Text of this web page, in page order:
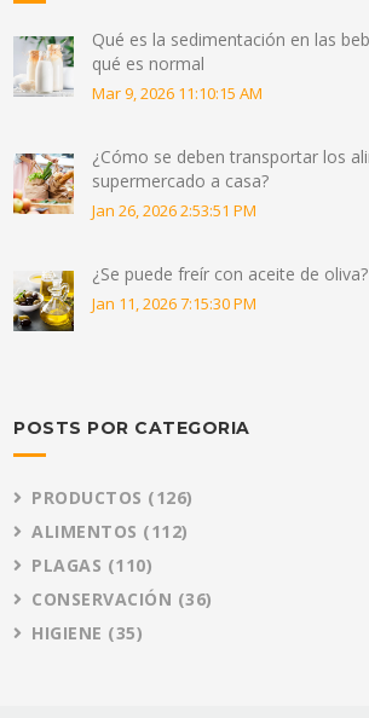
Qué es la sedimentación en las
qué es normal
Mar 9, 2026 11:10:15 AM
¿Cómo se deben transportar los
supermercado a casa?
Jan 26, 2026 2:53:51 PM
¿Se puede freír con aceite de oliva?
Jan 11, 2026 7:15:30 PM
POSTS POR CATEGORIA
PRODUCTOS (126)
ALIMENTOS (112)
PLAGAS (110)
CONSERVACIÓN (36)
HIGIENE (35)